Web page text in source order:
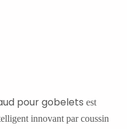
pour gobeletsest
innovant par coussin